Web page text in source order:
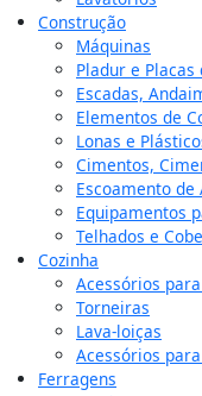
Construção
Máquinas
Pladur e Placas
Escadas,
Elementos de
Lonas e
Cimentos,
Escoamento de
Equipamentos
Telhados e
Cozinha
Acessórios
Torneiras
Lava-loiças
Acessórios
Ferragens